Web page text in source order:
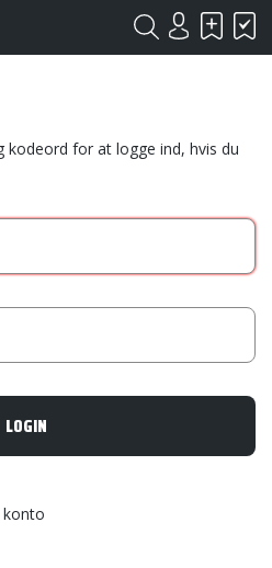
kodeord for at logge ind, hvis du